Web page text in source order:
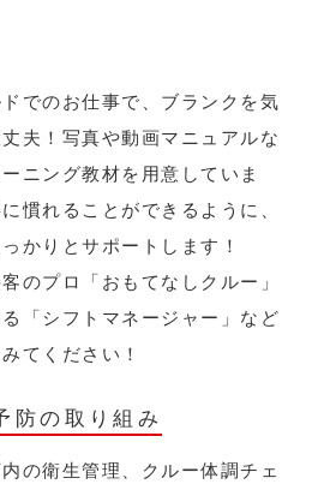
でのお仕事で、ブランクを気
夫！写真や動画マニュアルな
ニング教材を用意していま
慣れることができるように、
かりとサポートします！
のプロ「おもてなしクルー」
「シフトマネージャー」など
てください！
防の取り組み
の衛生管理、クルー体調チェ